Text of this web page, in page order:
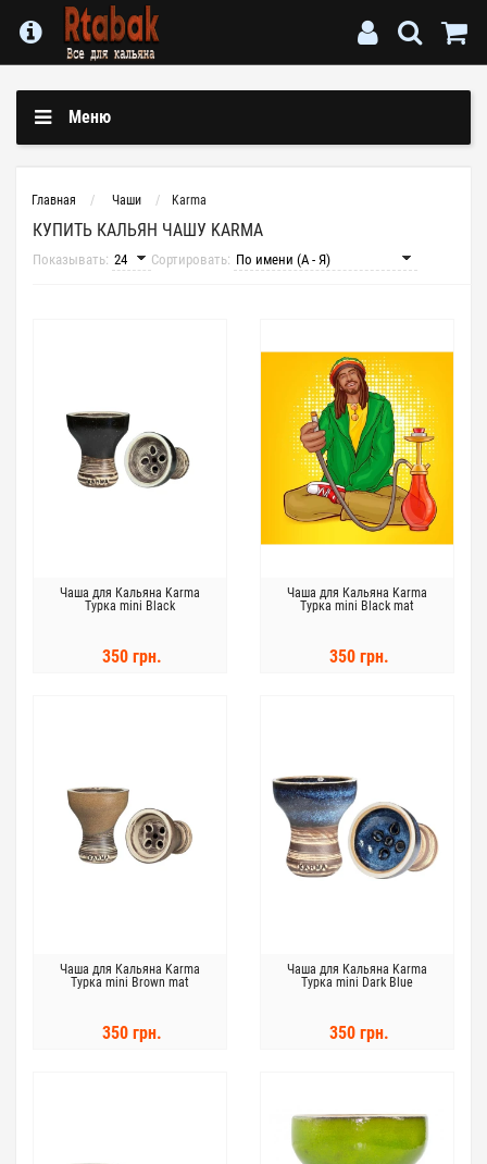
Меню
Главная Чаши Karma
КУПИТЬ КАЛЬЯН ЧАШУ KARMA
Показывать: Сортировать:
Чаша для Кальяна Karma
Турка mini Black
350 грн.
Чаша для Кальяна Karma
Турка mini Black mat
350 грн.
Чаша для Кальяна Karma
Турка mini Brown mat
350 грн.
Чаша для Кальяна Karma
Турка mini Dark Blue
350 грн.